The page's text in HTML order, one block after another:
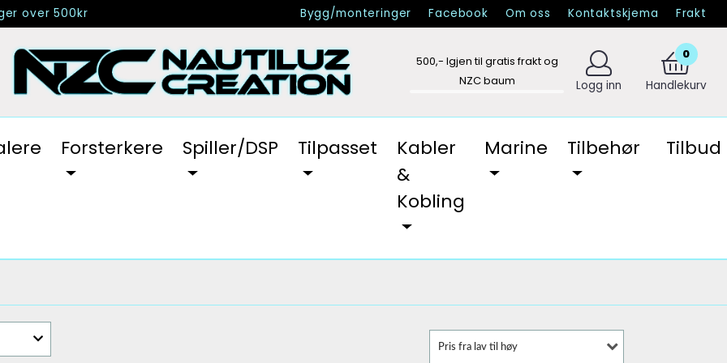
over 500kr Bygg/monteringer Facebook Om oss Kontaktskjema Frakt
500,- Igjen til gratis frakt og
NZC baum
Logg inn
0
Handlekurv
Forsterkere Spiller/DSP Tilpasset
Kabler
&
Kobling
Marine Tilbehør Tilbud
Pris fra lav til høy